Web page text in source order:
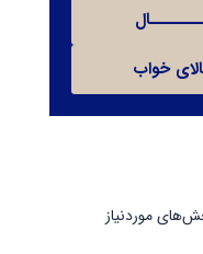
خواب
موردنیاز